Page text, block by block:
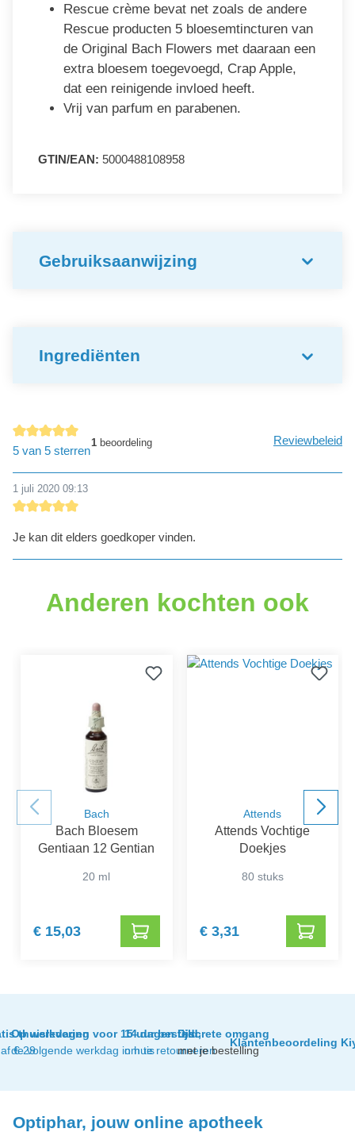
Rescue crème bevat net zoals de andere
Rescue producten 5 bloesemtincturen van
de Original Bach Flowers met daaraan een
extra bloesem toegevoegd, Crap Apple,
dat een reinigende invloed heeft.
Vrij van parfum en parabenen.
GTIN/EAN: 5000488108958
Gebruiksaanwijzing
Ingrediënten
Gemiddelde waardering van 5 van 5 sterren
5 van 5 sterren
1beoordeling Reviewbeleid
1 juli 2020 09:13
Je kan dit elders goedkoper vinden.
Anderen kochten ook
Bach
Bach Bloesem
Gentiaan 12 Gentian
20 ml
€ 15,03
Attends
Attends Vochtige
Doekjes
80 stuks
€ 3,31
thuislevering
€ 29
Op werkdagen voor 15 uur besteld,
de volgende werkdag in huis
14 dagen tijd
om te retourneren
Discrete omgang
met je bestelling
Klantenbeoordeling
Optiphar, jouw online apotheek